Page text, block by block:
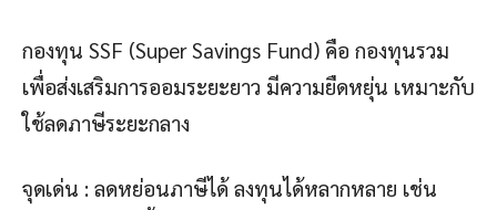
กองทุน SSF (Super Savings Fund) คือ กองทุนรวม
เพื่อส่งเสริมการออมระยะยาว มีความยืดหยุ่น เหมาะกับ
ใช้ลดภาษีระยะกลาง
จุดเด่น : ลดหย่อนภาษีได้ ลงทุนได้หลากหลาย เช่น